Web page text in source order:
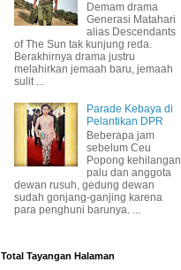
Demam drama
Generasi Matahari
alias Descendants
of The Sun tak kunjung reda.
Berakhirnya drama justru
melahirkan jemaah baru, jemaah
sulit ...
Parade Kebaya di
Pelantikan DPR
Beberapa jam
sebelum Ceu
Popong kehilangan
palu dan anggota
dewan rusuh, gedung dewan
sudah gonjang-ganjing karena
para penghuni barunya. ...
Total Tayangan Halaman